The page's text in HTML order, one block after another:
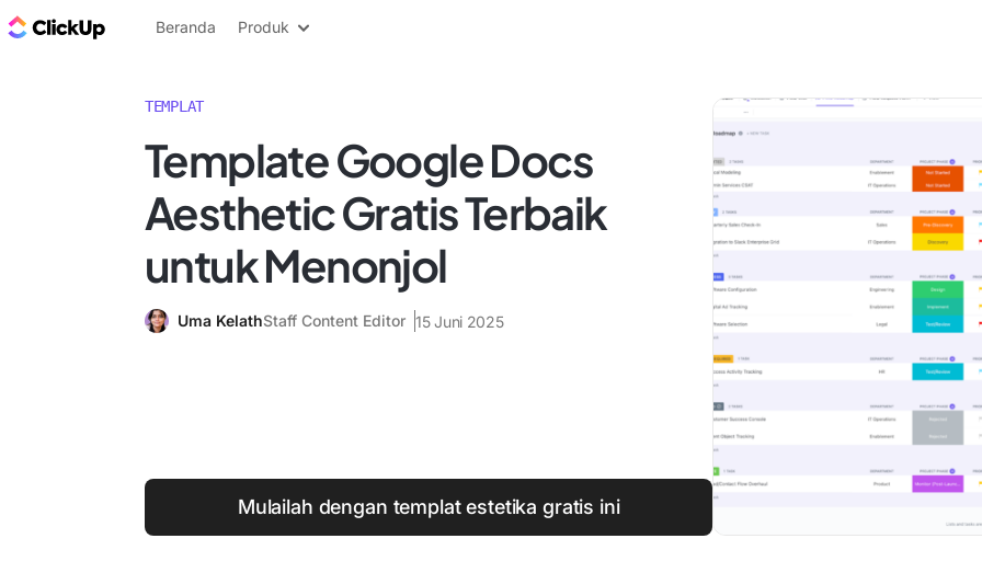
Blog ClickUp
Beranda Produk
TEMPLAT
Template Google Docs
Aesthetic Gratis Terbaik
untuk Menonjol
Uma KelathStaff Content Editor 15 Juni 2025
Mulailah dengan templat estetika gratis ini